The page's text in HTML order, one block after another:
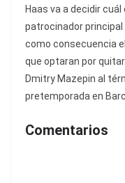
Haas va a decidir
patrocinador
como consecuencia
que optaran por
Dmitry Mazepin al
pretemporada en
Comentarios